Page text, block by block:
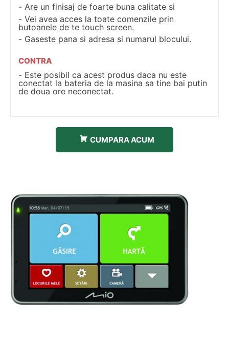
Are un finisaj de foarte buna calitate si
Vei avea acces la toate comenzile prin
butoanele de te touch screen.
Gaseste pana si adresa si numarul blocului.
CONTRA
Este posibil ca acest produs daca nu este
conectat la bateria de la masina sa tine bai putin
de doua ore neconectat.
CUMPARA ACUM